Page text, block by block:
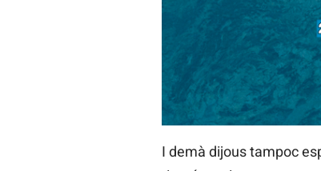
I demà dijous tampoc